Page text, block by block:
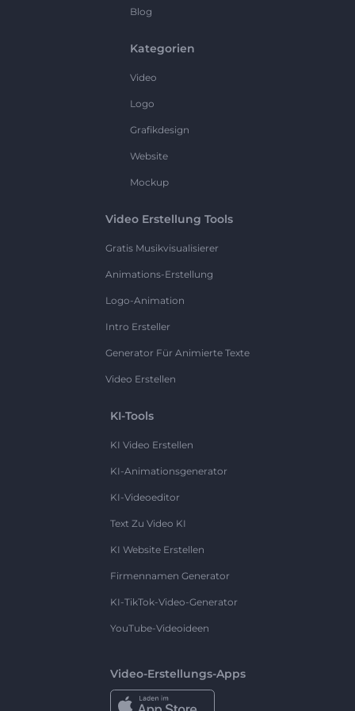
Blog
Kategorien
Video
Logo
Grafikdesign
Website
Mockup
Video Erstellung Tools
Gratis Musikvisualisierer
Animations-Erstellung
Logo-Animation
Intro Ersteller
Generator Für Animierte Texte
Video Erstellen
KI-Tools
KI Video Erstellen
KI-Animationsgenerator
KI-Videoeditor
Text Zu Video KI
KI Website Erstellen
Firmennamen Generator
KI-TikTok-Video-Generator
YouTube-Videoideen
Video-Erstellungs-Apps